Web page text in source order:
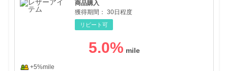
商品購入
獲得期間： 30日程度
リピート可
5.0%
+5%mile